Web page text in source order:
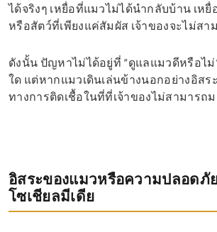
ได้จริงๆ เหยื่อที่แมวไม่ได้นำกลับบ้าน เห
หรือสัตว์ที่เพียงแค่สัมผัส เจ้าของจะไม่สา
ดังนั้น ปัญหาไม่ได้อยู่ที่ “ดูแลแมวดีหรือไม่
ใด แต่หากแมวเดินเล่นข้างนอกอย่างอิสร
ทางการติดเชื้อในที่ที่เจ้าของไม่สามารถ
อิสระของแมวหรือความปลอด
โซเชียลมีเดีย